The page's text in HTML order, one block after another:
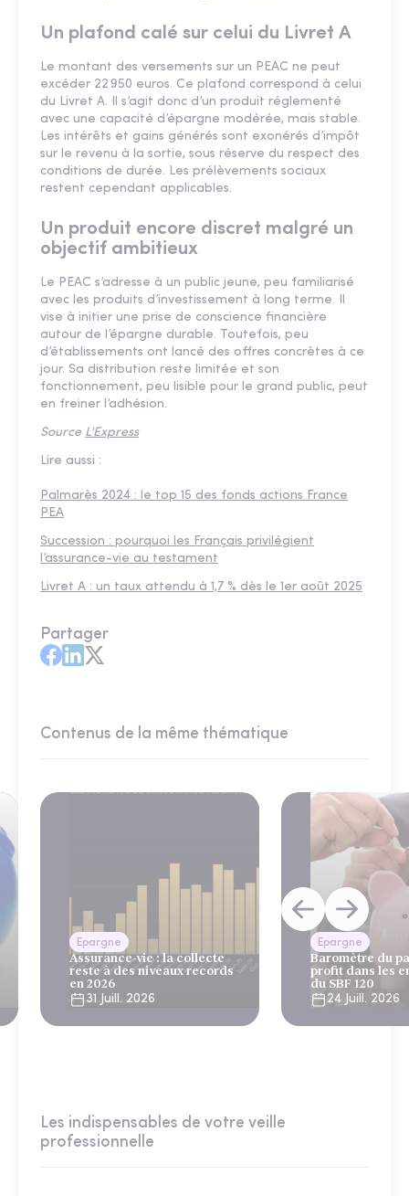
Un plafond calé sur celui du Livret A
Le montant des versements sur un PEAC ne peut
excéder 22 950 euros. Ce plafond correspond à celui
du Livret A. Il s’agit donc d’un produit réglementé
avec une capacité d’épargne modérée, mais stable.
Les intérêts et gains générés sont exonérés d’impôt
sur le revenu à la sortie, sous réserve du respect des
conditions de durée. Les prélèvements sociaux
restent cependant applicables.
Un produit encore discret malgré un
objectif ambitieux
Le PEAC s’adresse à un public jeune, peu familiarisé
avec les produits d’investissement à long terme. Il
vise à initier une prise de conscience financière
autour de l’épargne durable. Toutefois, peu
d’établissements ont lancé des offres concrètes à ce
jour. Sa distribution reste limitée et son
fonctionnement, peu lisible pour le grand public, peut
en freiner l’adhésion.
Source L'Express
Lire aussi :
Palmarès 2024 : le top 15 des fonds actions France
PEA
Succession : pourquoi les Français privilégient
l’assurance-vie au testament
Livret A : un taux attendu à 1,7 % dès le 1er août 2025
Partager
Contenus de la même thématique
Epargne
Assurance-vie : la collecte
reste à des niveaux records
en 2026
31 Juill. 2026
Epargne
Baromètre du
profit dans les
du SBF 120
24 Juill. 2026
Les indispensables de votre veille
professionnelle